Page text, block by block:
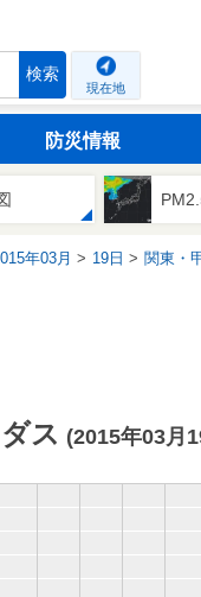
検索
現在地
防災情報
年03月 19日 関東・
ス (2015年03月